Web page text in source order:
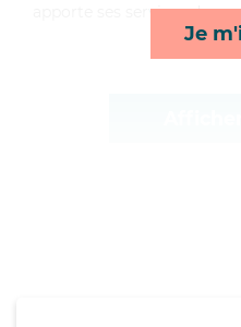
Je
apporte ses services de